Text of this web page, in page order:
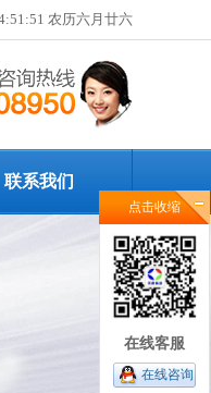
农历六月廿六
联系我们
点击收缩
在线客服
在线咨询